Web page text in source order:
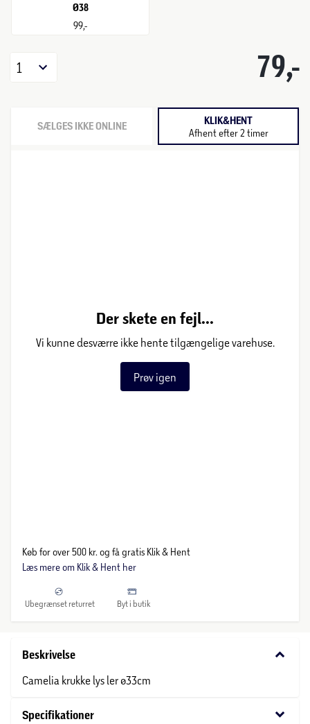
Ø38
99,-
79,-
1
SÆLGES IKKE ONLINE KLIK&HENT
Afhent efter 2 timer
Der skete en fejl...
Vi kunne desværre ikke hente tilgængelige varehuse.
Prøv igen
Køb for over 500 kr. og få gratis Klik & Hent
Læs mere om Klik & Hent her
Ubegrænset returret Byt i butik
Beskrivelse keyboard_arrow_down
Camelia krukke lys ler ø33cm
Specifikationer keyboard_arrow_down